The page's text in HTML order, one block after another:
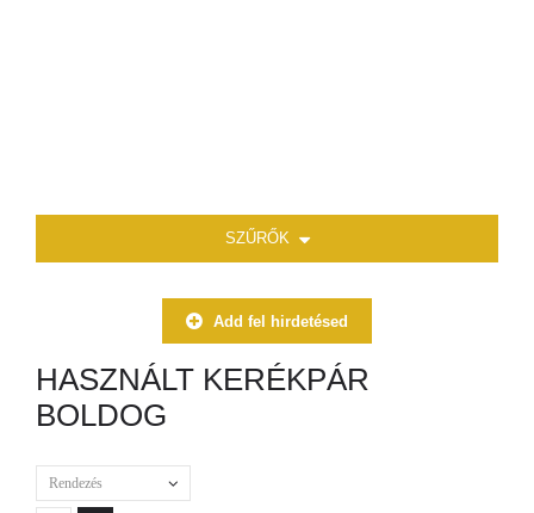
SZŰRŐK
Add fel hirdetésed
HASZNÁLT KERÉKPÁR
BOLDOG
Rendezés